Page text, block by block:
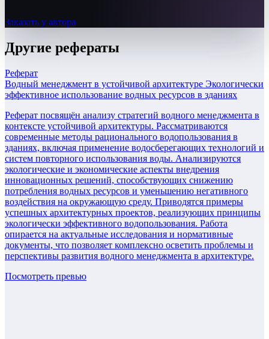
Заказать у автора
Другие рефераты
Реферат
Водный менеджмент в устойчивой архитектуре Экологически
эффективное использование водных ресурсов в зданиях
Реферат посвящён анализу стратегий водного менеджмента в
контексте устойчивой архитектуры. Рассматриваются
современные методы рационального водопользования в
зданиях, включая применение водосберегающих технологий и
систем повторного использования воды. Анализируются
экологические и экономические аспекты внедрения
инновационных решений, способствующих снижению
потребления водных ресурсов и уменьшению негативного
воздействия на окружающую среду. Приводятся примеры
успешных архитектурных проектов, реализующих принципы
экологически эффективного водопользования. Работа
опирается на актуальные исследования и нормативные
документы, что позволяет комплексно осветить проблемы и
перспективы развития водного менеджмента в архитектуре.
Посмотреть превью